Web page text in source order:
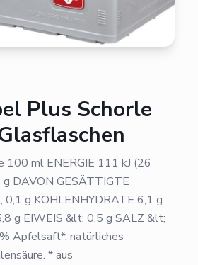
Plus Schorle
100 ml ENERGIE 111 kJ (26
DAVON GESÄTTIGTE
g KOHLENHYDRATE 6,1 g
g EIWEIS &lt; 0,5 g SALZ &lt;
Apfelsaft*, natürliches
* aus